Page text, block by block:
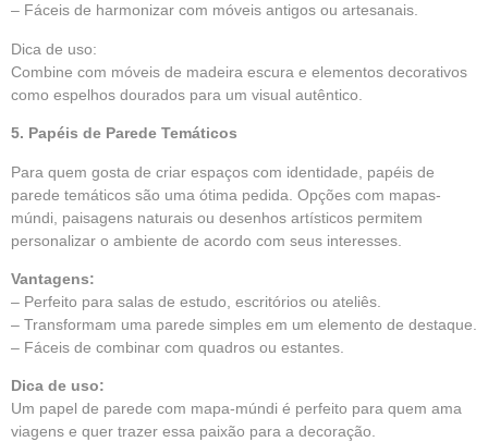
– Fáceis de harmonizar com móveis antigos ou artesanais.
Dica de uso:
Combine com móveis de madeira escura e elementos decorativos
como espelhos dourados para um visual autêntico.
5. Papéis de Parede Temáticos
Para quem gosta de criar espaços com identidade, papéis de
parede temáticos são uma ótima pedida. Opções com mapas-
múndi, paisagens naturais ou desenhos artísticos permitem
personalizar o ambiente de acordo com seus interesses.
Vantagens:
– Perfeito para salas de estudo, escritórios ou ateliês.
– Transformam uma parede simples em um elemento de destaque.
– Fáceis de combinar com quadros ou estantes.
Dica de uso:
Um papel de parede com mapa-múndi é perfeito para quem ama
viagens e quer trazer essa paixão para a decoração.